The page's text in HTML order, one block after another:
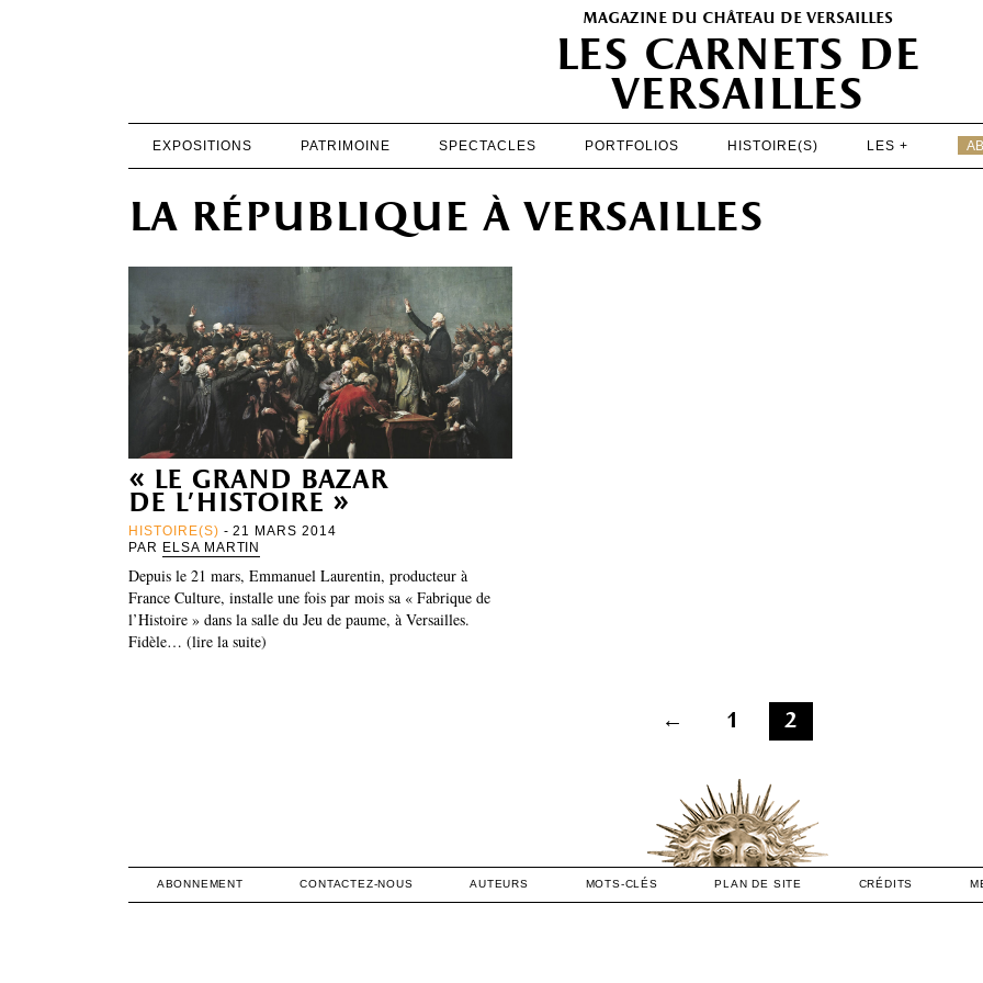
magazine du château de versailles
les carnets de
versailles
EXPOSITIONS PATRIMOINE SPECTACLES PORTFOLIOS HISTOIRE(S) LES +
PATRIMOINE
la république à versailles
« le grand bazar
de l’histoire »
HISTOIRE(S) - 21 MARS 2014
PAR ELSA MARTIN
Depuis le 21 mars, Emmanuel Laurentin, producteur à
France Culture, installe une fois par mois sa « Fabrique de
l’Histoire » dans la salle du Jeu de paume, à Versailles.
Fidèle… (lire la suite)
Pagination
des
← 1 2
ABONNEMENT CONTACTEZ-NOUS AUTEURS MOTS-CLÉS PLAN DE SITE CRÉDITS